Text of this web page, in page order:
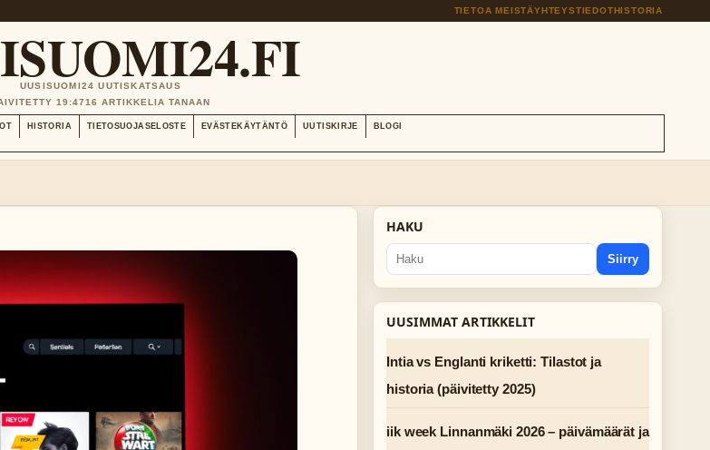
TIETOA MEISTÄYHTEYSTIEDOTHISTORIA
UUSISUOMI24 UUTISKATSAUS
19:4716 ARTIKKELIA TANAAN
HISTORIA TIETOSUOJASELOSTE EVÄSTEKÄYTÄNTÖ UUTISKIRJE BLOGI
HAKU
Siirry
UUSIMMAT ARTIKKELIT
Intia vs Englanti kriketti: Tilastot ja
historia (päivitetty 2025)
iik week Linnanmäki 2026 – päivämäärät ja